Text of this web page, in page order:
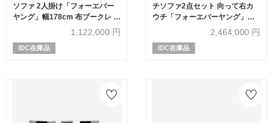
ソファ 2人掛け「フォーエバー
ヤング」幅178cm 布ブークレ ベ
1,122,000 円
IDC在庫品
チソファ2点セット 向って右カ
ウチ「フォーエバーヤング」幅
250cm 革#C ライトグレー色
2,464,000 円
IDC在庫品